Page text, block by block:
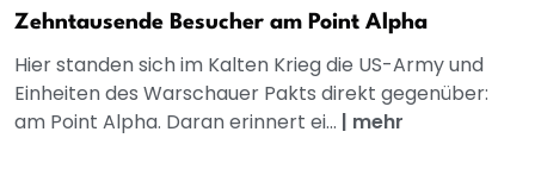
Zehntausende Besucher am Point Alpha
Hier standen sich im Kalten Krieg die US-Army und
Einheiten des Warschauer Pakts direkt gegenüber:
am Point Alpha. Daran erinnert ei... | mehr